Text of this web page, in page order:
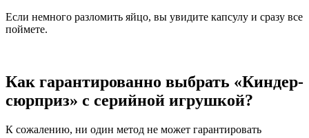
Если немного разломить яйцо, вы увидите капсулу и сразу все
поймете.
Как гарантированно выбрать «Киндер-
сюрприз» с серийной игрушкой?
К сожалению, ни один метод не может гарантировать